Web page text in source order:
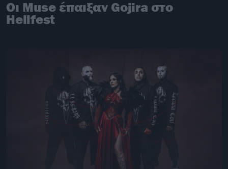
Οι Muse έπαιξαν Gojira στο
Hellfest